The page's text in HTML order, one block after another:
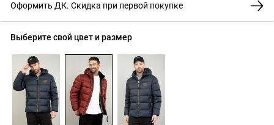
Оформить ДК. Скидка при первой покупке
Выберите свой цвет и размер